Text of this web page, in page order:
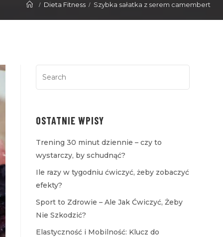
Dieta Fitness Szybka sałatka z serem camembert
OSTATNIE WPISY
Trening 30 minut dziennie – czy to
wystarczy, by schudnąć?
Ile razy w tygodniu ćwiczyć, żeby zobaczyć
efekty?
Sport to Zdrowie – Ale Jak Ćwiczyć, Żeby
Nie Szkodzić?
Elastyczność i Mobilność: Klucz do